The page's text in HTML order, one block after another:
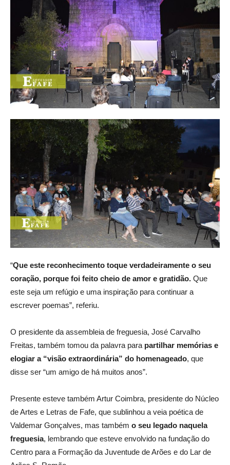
“Que este reconhecimento toque verdadeiramente o seu
coração, porque foi feito cheio de amor e gratidão. Que
este seja um refúgio e uma inspiração para continuar a
escrever poemas”, referiu.
O presidente da assembleia de freguesia, José Carvalho
Freitas, também tomou da palavra para partilhar memórias e
elogiar a “visão extraordinária” do homenageado, que
disse ser “um amigo de há muitos anos”.
Presente esteve também Artur Coimbra, presidente do Núcleo
de Artes e Letras de Fafe, que sublinhou a veia poética de
Valdemar Gonçalves, mas também o seu legado naquela
freguesia, lembrando que esteve envolvido na fundação do
Centro para a Formação da Juventude de Arões e do Lar de